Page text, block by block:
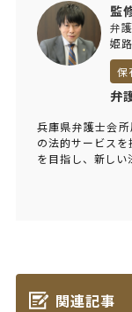
監
弁
姫
保
弁
兵庫県弁護士会
の法的サービスを
を目指し、新しい
関連記事